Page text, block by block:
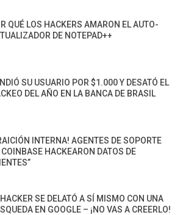
QUÉ LOS HACKERS AMARON EL AUTO-
DE NOTEPAD++
SU USUARIO POR $1.000 Y DESATÓ EL
DEL AÑO EN LA BANCA DE BRASIL
INTERNA! AGENTES DE SOPORTE
COINBASE HACKEARON DATOS DE
HACKER SE DELATÓ A SÍ MISMO CON UNA
EN GOOGLE – ¡NO VAS A CREERLO!